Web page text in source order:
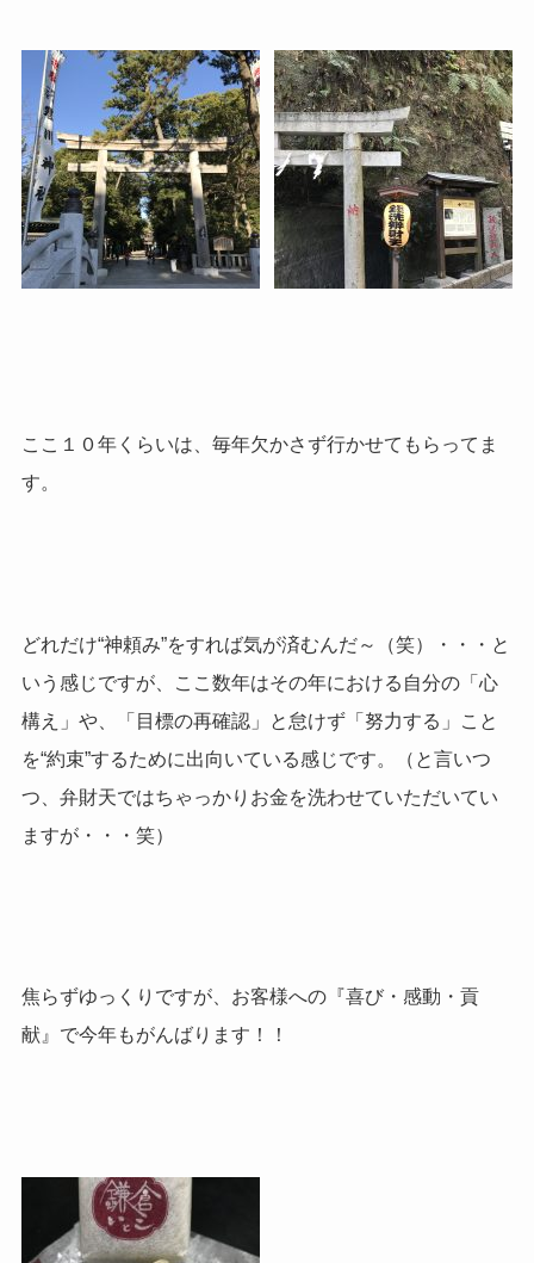
ここ１０年くらいは、毎年欠かさず行かせてもらってま
す。
どれだけ“神頼み”をすれば気が済むんだ～（笑）・・・と
いう感じですが、ここ数年はその年における自分の「心
構え」や、「目標の再確認」と怠けず「努力する」こと
を“約束”するために出向いている感じです。（と言いつ
つ、弁財天ではちゃっかりお金を洗わせていただいてい
ますが・・・笑）
焦らずゆっくりですが、お客様への『喜び・感動・貢
献』で今年もがんばります！！